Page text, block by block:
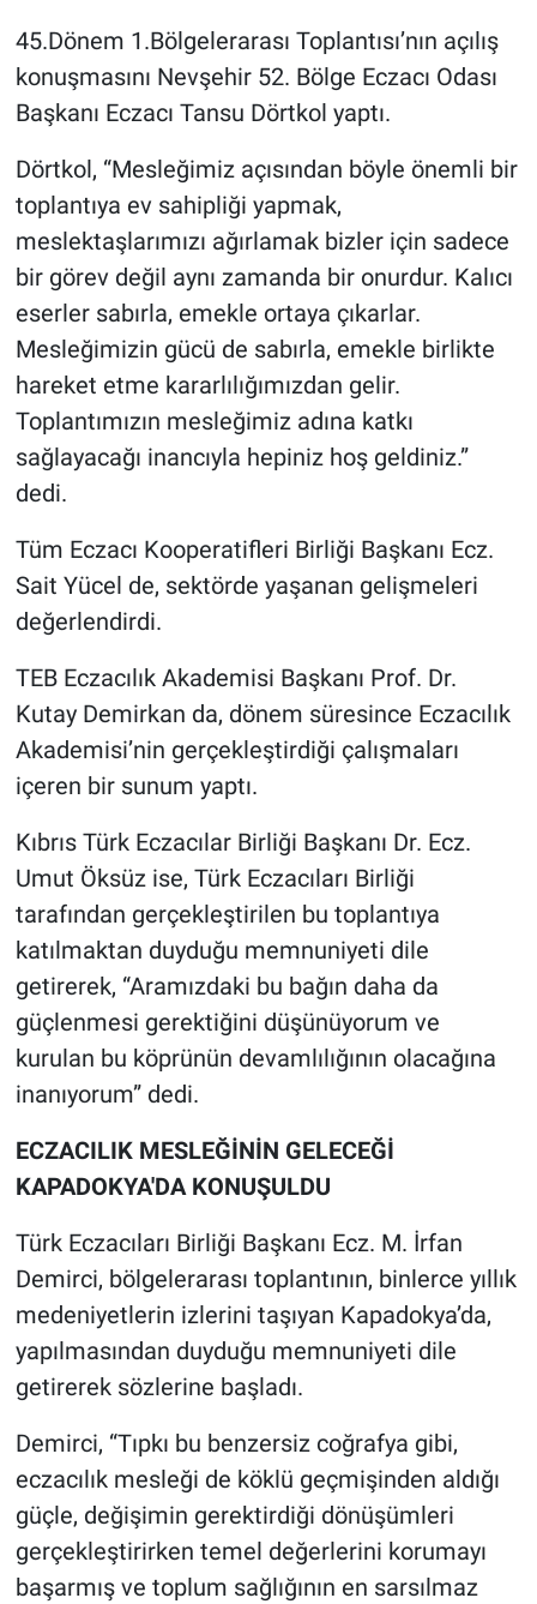
45.Dönem 1.Bölgelerarası Toplantısı’nın açılış
konuşmasını Nevşehir 52. Bölge Eczacı Odası
Başkanı Eczacı Tansu Dörtkol yaptı.
Dörtkol, “Mesleğimiz açısından böyle önemli bir
toplantıya ev sahipliği yapmak,
meslektaşlarımızı ağırlamak bizler için sadece
bir görev değil aynı zamanda bir onurdur. Kalıcı
eserler sabırla, emekle ortaya çıkarlar.
Mesleğimizin gücü de sabırla, emekle birlikte
hareket etme kararlılığımızdan gelir.
Toplantımızın mesleğimiz adına katkı
sağlayacağı inancıyla hepiniz hoş geldiniz.”
dedi.
Tüm Eczacı Kooperatifleri Birliği Başkanı Ecz.
Sait Yücel de, sektörde yaşanan gelişmeleri
değerlendirdi.
TEB Eczacılık Akademisi Başkanı Prof. Dr.
Kutay Demirkan da, dönem süresince Eczacılık
Akademisi’nin gerçekleştirdiği çalışmaları
içeren bir sunum yaptı.
Kıbrıs Türk Eczacılar Birliği Başkanı Dr. Ecz.
Umut Öksüz ise, Türk Eczacıları Birliği
tarafından gerçekleştirilen bu toplantıya
katılmaktan duyduğu memnuniyeti dile
getirerek, “Aramızdaki bu bağın daha da
güçlenmesi gerektiğini düşünüyorum ve
kurulan bu köprünün devamlılığının olacağına
inanıyorum” dedi.
ECZACILIK MESLEĞİNİN GELECEĞİ
KAPADOKYA'DA KONUŞULDU
Türk Eczacıları Birliği Başkanı Ecz. M. İrfan
Demirci, bölgelerarası toplantının, binlerce yıllık
medeniyetlerin izlerini taşıyan Kapadokya’da,
yapılmasından duyduğu memnuniyeti dile
getirerek sözlerine başladı.
Demirci, “Tıpkı bu benzersiz coğrafya gibi,
eczacılık mesleği de köklü geçmişinden aldığı
güçle, değişimin gerektirdiği dönüşümleri
gerçekleştirirken temel değerlerini korumayı
başarmış ve toplum sağlığının en sarsılmaz